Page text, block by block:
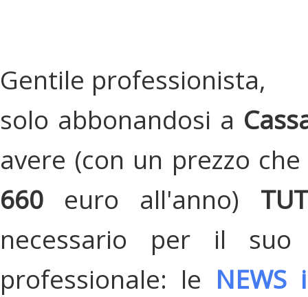
Gentile professionista,
solo abbonandosi a
avere (con un prezzo
660 euro all'anno)
necessario per il suo
professionale: le